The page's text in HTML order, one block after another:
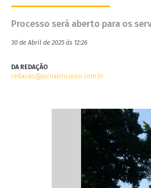
Processo será aberto para os
30 de Abril de 2025 às 12:26
DA REDAÇÃO
redacao@jornalcruzeiro.com.br